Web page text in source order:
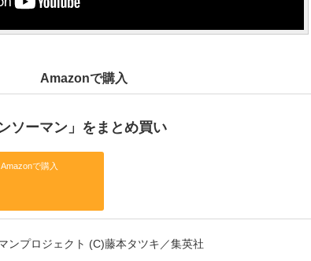
Amazonで購入
ソーマン」をまとめ買い
Amazonで購入
ンプロジェクト (C)藤本タツキ／集英社